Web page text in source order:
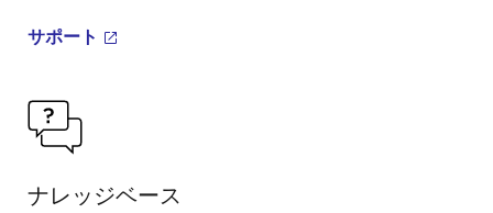
サポート
ナレッジベース